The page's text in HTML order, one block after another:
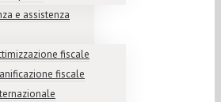
e assistenza
fiscale
fiscale